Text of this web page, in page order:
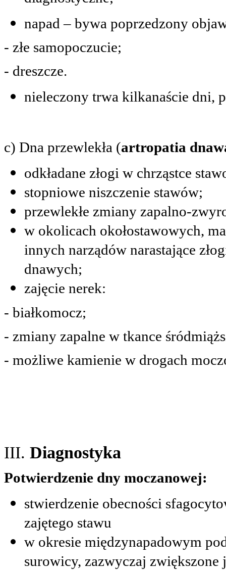
napad – bywa poprzedzony
- złe samopoczucie;
- dreszcze.
nieleczony trwa kilkanaście dni,
c) Dna przewlekła (artropatia
odkładane złogi w chrząstce
stopniowe niszczenie stawów;
przewlekłe zmiany zapalno-
w okolicach okołostawowych,
innych narządów narastające
dnawych;
zajęcie nerek:
- białkomocz;
- zmiany zapalne w tkance
- możliwe kamienie w drogach
III. Diagnostyka
Potwierdzenie dny moczanowej:
stwierdzenie obecności
zajętego stawu
w okresie międzynapadowym
surowicy, zazwyczaj zwiększone